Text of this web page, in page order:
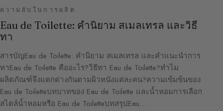
ความลับในการผลิต
Eau de Toilette: คำนิยาม สเมลเทรล และวิธี
ทา
สารบัญEau de Toilette: คำนิยาม สเมลเทรล และคำแนะนำการ
ทาEau de Toilette คืออะไร?วิธีทา Eau de Toilette?ทำไม
ผลิตภัณฑ์จึงแตกต่างกันตามผิวหนังแต่ละคน?ความเข้มข้นของ
Eau de Toiletteบทบาทของ Eau de Toilette และน้ำหอมการเลือก
สไตล์น้ำหอมหรือ Eau de ToiletteบทสรุปEau…